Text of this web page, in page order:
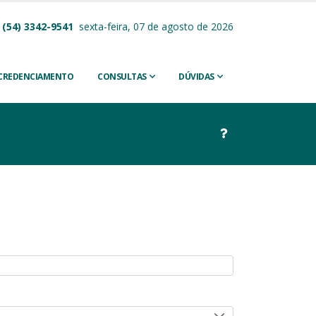
(54) 3342-9541 sexta-feira, 07 de agosto de 2026
CONSULTAS DÚVIDAS